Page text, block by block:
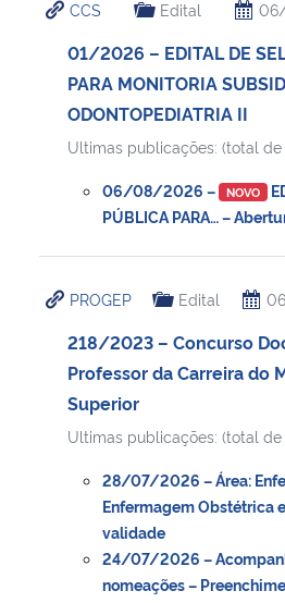
CCS Edital
01/2026 – EDITAL DE
PARA MONITORIA
ODONTOPEDIATRIA II
Ultimas publicações: (total de
06/08/2026 – NOVO
PÚBLICA PARA… –
PROGEP Edital
218/2023 – Concurso
Professor da Carreira do
Superior
Ultimas publicações: (total de
28/07/2026 – Área:
Enfermagem Obstétrica
validade
24/07/2026 –
nomeações –